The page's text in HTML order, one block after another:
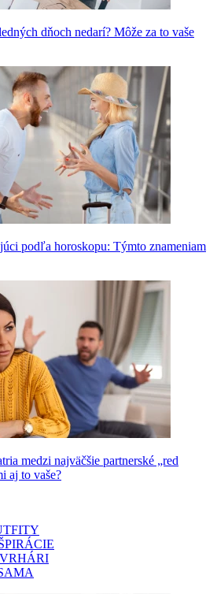
dňoch nedarí? Môže za to vaše
podľa horoskopu: Týmto znameniam
medzi najväčšie partnerské „red
aj to vaše?